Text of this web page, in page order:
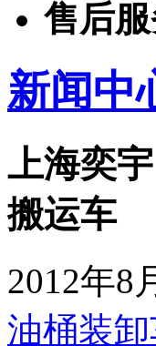
售后服
新闻中
上海奕
搬运车
2012年8
油桶装